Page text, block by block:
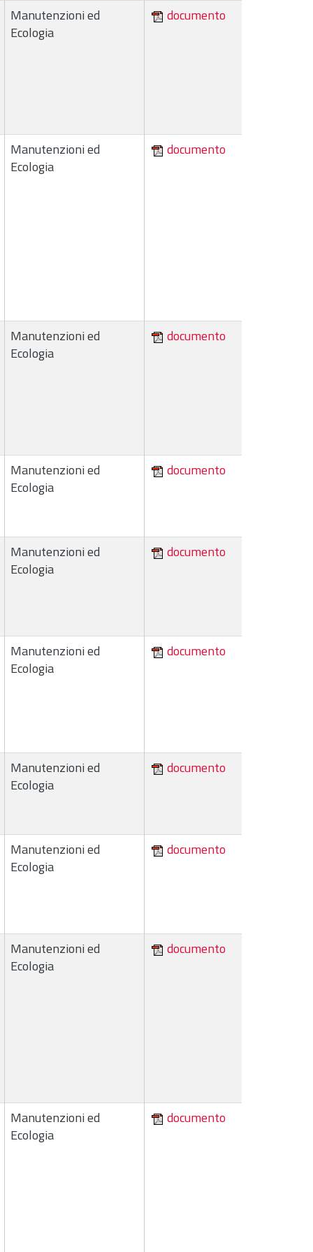
Manutenzioni ed
Ecologia
documento
Manutenzioni ed
Ecologia
documento
Manutenzioni ed
Ecologia
documento
Manutenzioni ed
Ecologia
documento
Manutenzioni ed
Ecologia
documento
Manutenzioni ed
Ecologia
documento
Manutenzioni ed
Ecologia
documento
Manutenzioni ed
Ecologia
documento
Manutenzioni ed
Ecologia
documento
Manutenzioni ed
Ecologia
documento